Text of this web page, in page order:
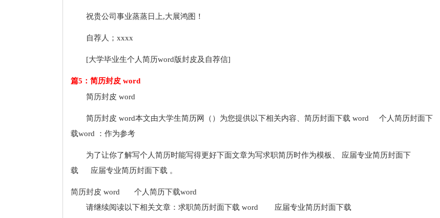
祝贵公司事业蒸蒸日上,大展鸿图！
自荐人；xxxx
[大学毕业生个人简历word版封皮及自荐信]
篇5：简历封皮 word
简历封皮 word
简历封皮 word本文由大学生简历网（）为您提供以下相关内容、简历封面下载 word 个人简历封面下
载word ：作为参考
为了让你了解写个人简历时能写得更好下面文章为写求职简历时作为模板、 应届专业简历封面下
载 应届专业简历封面下载 。
简历封皮 word 个人简历下载word
请继续阅读以下相关文章：求职简历封面下载 word 应届专业简历封面下载